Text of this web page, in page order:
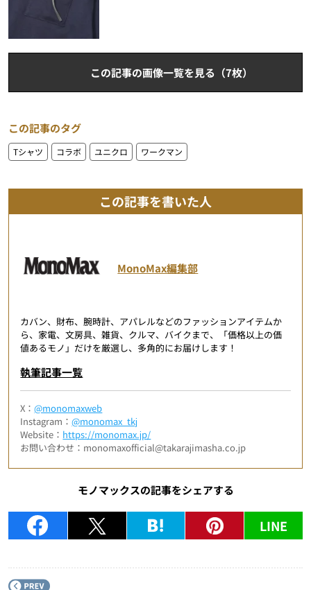
この記事の画像一覧を見る（7枚）
この記事のタグ
Tシャツ コラボ ユニクロ ワークマン
この記事を書いた人
MonoMax編集部
カバン、財布、腕時計、アパレルなどのファッションアイテムか
ら、家電、文房具、雑貨、クルマ、バイクまで、「価格以上の価
値あるモノ」だけを厳選し、多角的にお届けします！
執筆記事一覧
X：@monomaxweb
Instagram：@monomax_tkj
Website： https://monomax.jp/
お問い合わせ：monomaxofficial@takarajimasha.co.jp
モノマックスの記事をシェアする
LINE